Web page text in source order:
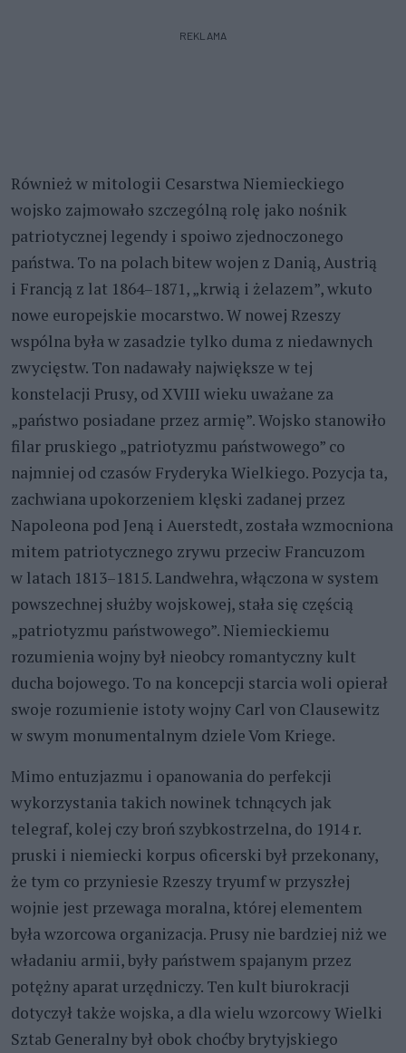
REKLAMA
Również w mitologii Cesarstwa Niemieckiego
wojsko zajmowało szczególną rolę jako nośnik
patriotycznej legendy i spoiwo zjednoczonego
państwa. To na polach bitew wojen z Danią, Austrią
i Francją z lat 1864–1871, „krwią i żelazem”, wkuto
nowe europejskie mocarstwo. W nowej Rzeszy
wspólna była w zasadzie tylko duma z niedawnych
zwycięstw. Ton nadawały największe w tej
konstelacji Prusy, od XVIII wieku uważane za
„państwo posiadane przez armię”. Wojsko stanowiło
filar pruskiego „patriotyzmu państwowego” co
najmniej od czasów Fryderyka Wielkiego. Pozycja ta,
zachwiana upokorzeniem klęski zadanej przez
Napoleona pod Jeną i Auerstedt, została wzmocniona
mitem patriotycznego zrywu przeciw Francuzom
w latach 1813–1815. Landwehra, włączona w system
powszechnej służby wojskowej, stała się częścią
„patriotyzmu państwowego”. Niemieckiemu
rozumienia wojny był nieobcy romantyczny kult
ducha bojowego. To na koncepcji starcia woli opierał
swoje rozumienie istoty wojny Carl von Clausewitz
w swym monumentalnym dziele Vom Kriege.
Mimo entuzjazmu i opanowania do perfekcji
wykorzystania takich nowinek tchnących jak
telegraf, kolej czy broń szybkostrzelna, do 1914 r.
pruski i niemiecki korpus oficerski był przekonany,
że tym co przyniesie Rzeszy tryumf w przyszłej
wojnie jest przewaga moralna, której elementem
była wzorcowa organizacja. Prusy nie bardziej niż we
władaniu armii, były państwem spajanym przez
potężny aparat urzędniczy. Ten kult biurokracji
dotyczył także wojska, a dla wielu wzorcowy Wielki
Sztab Generalny był obok choćby brytyjskiego